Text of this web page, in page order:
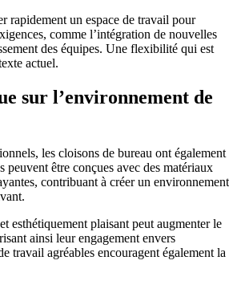
rapidement un espace de travail pour
comme l’intégration de nouvelles
des équipes. Une flexibilité qui est
actuel.
sur l’environnement de
les cloisons de bureau ont également
peuvent être conçues avec des matériaux
contribuant à créer un environnement
esthétiquement plaisant peut augmenter le
ainsi leur engagement envers
travail agréables encouragent également la